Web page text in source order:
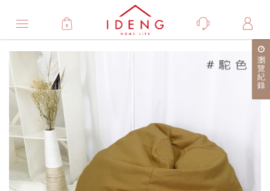
0
瀏
覽
紀
錄
Product
產
品
詳
細
介
紹